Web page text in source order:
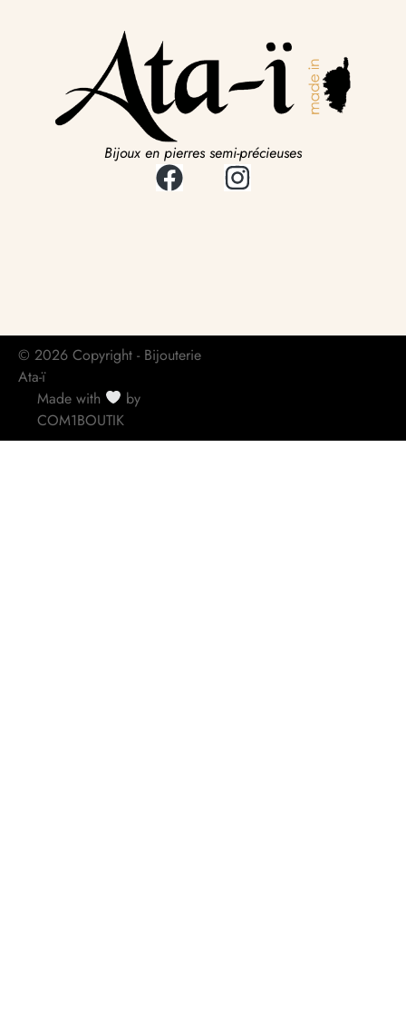
Bijoux en pierres semi-précieuses
© 2026 Copyright - Bijouterie
Ata-ï
Made with
by
COM1BOUTIK